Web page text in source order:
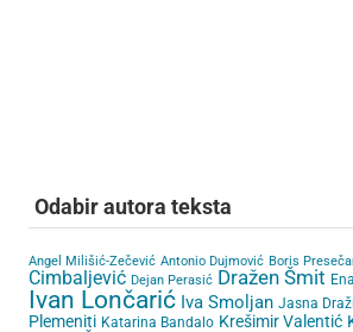
Odabir autora teksta
Angel Milišić-Zečević Antonio Dujmović Boris
Cimbaljević Dejan Perasić Dražen Šmit
Ivan Lončarić Iva Smoljan Jasna
Plemeniti Katarina Bandalo Krešimir Valentić